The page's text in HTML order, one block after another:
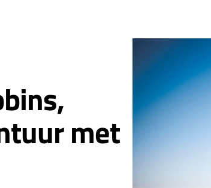
met